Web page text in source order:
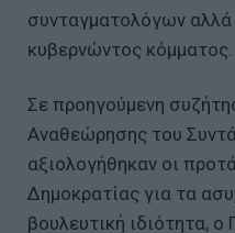
συνταγματολόγων
κυβερνώντος κόμματος.
Σε προηγούμενη
Αναθεώρησης του
αξιολογήθηκαν οι
Δημοκρατίας για τα
βουλευτική ιδιότητα, ο